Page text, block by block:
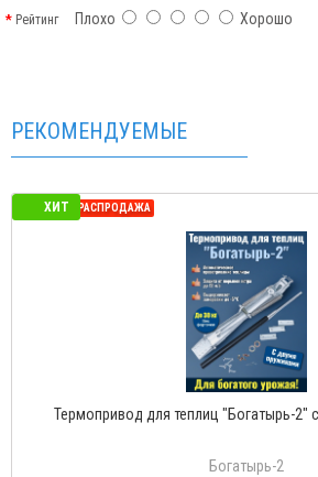
РейтингПлохо Хорошо
РЕКОМЕНДУЕМЫЕ
ХИТ
СЕЗОННАЯ РАСПРОДАЖА
Термопривод для теплиц "Богатырь-2"
Богатырь-2